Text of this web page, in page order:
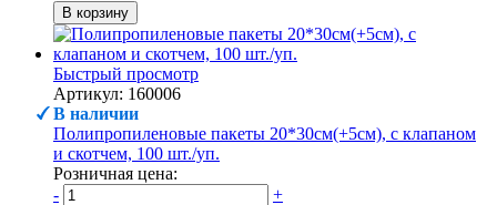
В корзину
Быстрый просмотр
Артикул: 160006
В наличии
Полипропиленовые пакеты 20*30см(+5см), с клапаном
и скотчем, 100 шт./уп.
Розничная цена:
-
+